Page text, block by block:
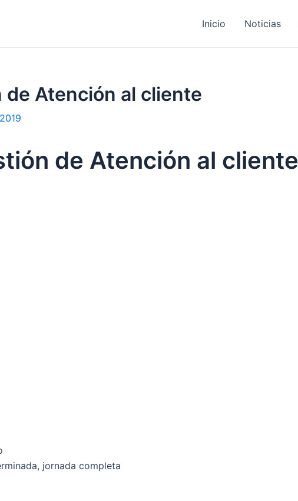
Inicio Noticias
de Atención al cliente
de Atención al cliente
jornada completa